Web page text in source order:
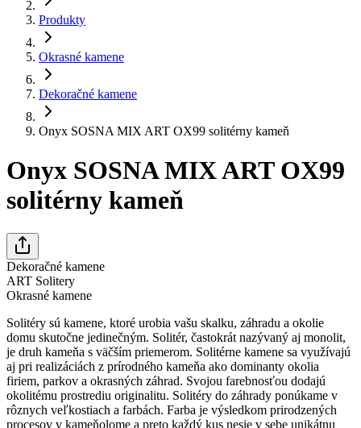
Produkty
Okrasné kamene
Dekoračné kamene
Onyx SOSNA MIX ART OX99 solitérny kameň
Onyx SOSNA MIX ART OX99
solitérny kameň
Dekoračné kamene
ART Solitery
Okrasné kamene
Solitéry sú kamene, ktoré urobia vašu skalku, záhradu a okolie
domu skutočne jedinečným. Solitér, častokrát nazývaný aj monolit,
je druh kameňa s väčším priemerom. Solitérne kamene sa využívajú
aj pri realizáciách z prírodného kameňa ako dominanty okolia
firiem, parkov a okrasných záhrad. Svojou farebnosťou dodajú
okolitému prostrediu originalitu. Solitéry do záhrady ponúkame v
rôznych veľkostiach a farbách. Farba je výsledkom prirodzených
procesov v kameňolome a preto každý kus nesie v sebe unikátnu